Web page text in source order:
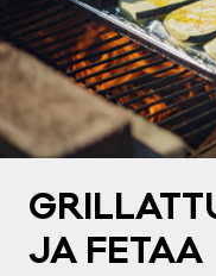
JA FE­TAA